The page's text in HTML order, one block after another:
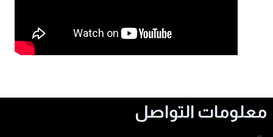
معلومات التواصل